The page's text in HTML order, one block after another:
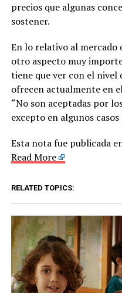
precios que algunas
sostener.
En lo relativo al mercado
otro aspecto muy
tiene que ver con el nivel
ofrecen actualmente en
“No son aceptadas por
excepto en algunos
Esta nota fue publicada
Read More
RELATED TOPICS: